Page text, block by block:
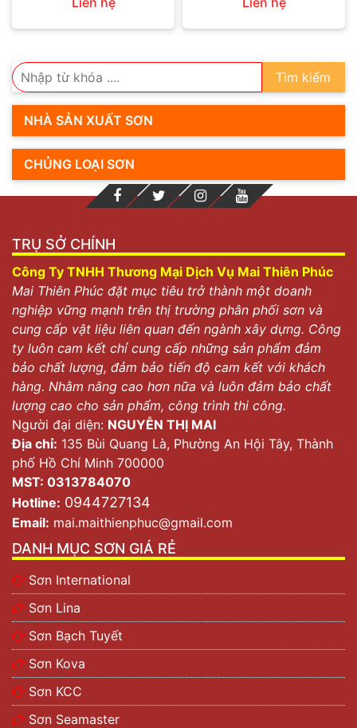
Tìm kiếm
NHÀ SẢN XUẤT SƠN
CHỦNG LOẠI SƠN
TRỤ SỞ CHÍNH
Công Ty TNHH Thương Mại Dịch Vụ Mai Thiên Phúc
Mai Thiên Phúc đặt mục tiêu trở thành một doanh
nghiệp vững mạnh trên thị trường phân phối sơn và
cung cấp vật liệu liên quan đến ngành xây dựng. Công
ty luôn cam kết chỉ cung cấp những sản phẩm đảm
bảo chất lượng, đảm bảo tiến độ cam kết với khách
hàng. Nhằm nâng cao hơn nữa và luôn đảm bảo chất
lượng cao cho sản phẩm, công trình thi công.
Người đại diện: NGUYỄN THỊ MAI
Địa chỉ: 135 Bùi Quang Là, Phường An Hội Tây, Thành
phố Hồ Chí Minh 700000
MST: 0313784070
Hotline: 0944727134
Email: mai.maithienphuc@gmail.com
DANH MỤC SƠN GIÁ RẺ
Sơn International
Sơn Lina
Sơn Bạch Tuyết
Sơn Kova
Sơn KCC
Sơn Seamaster